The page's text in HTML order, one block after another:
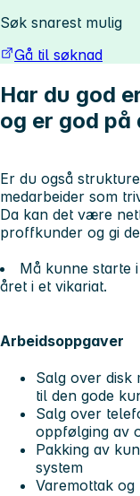
Søk snarest mulig
Gå til søknad
Har du god
og er god på
Er du også
medarbeider som
Da kan det være
proffkunder og gi
Må kunne starte
året i et vikariat.
Arbeidsoppgaver
Salg over disk
til den gode
Salg over
oppfølging av
Pakking av
system
Varemottak